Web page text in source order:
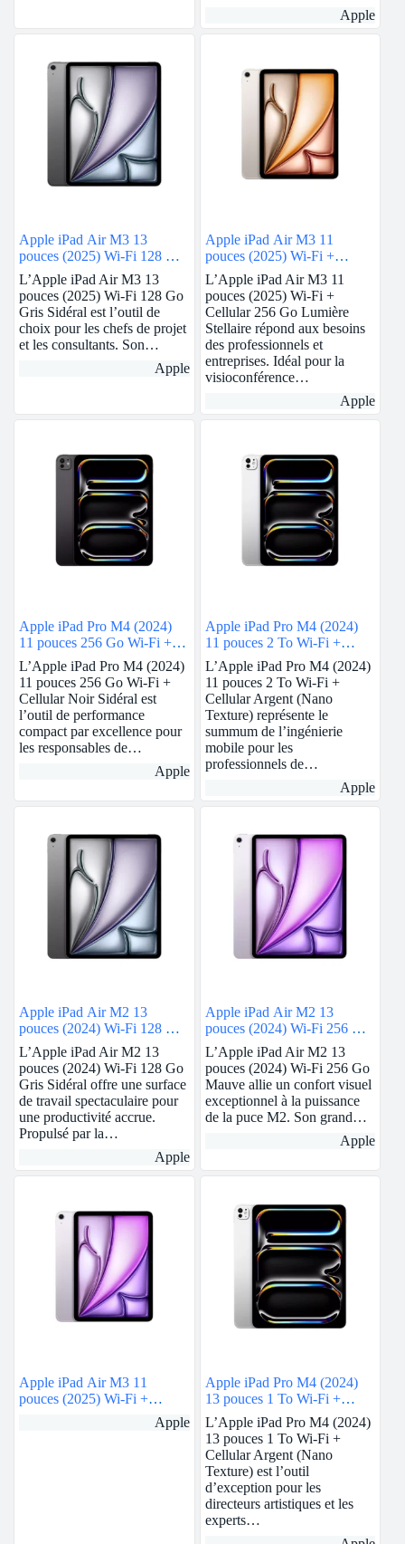
Apple
Apple iPad Air M3 13
pouces (2025) Wi-Fi 128 Go
Gris Sidéral
L’Apple iPad Air M3 13
pouces (2025) Wi-Fi 128 Go
Gris Sidéral est l’outil de
choix pour les chefs de projet
et les consultants. Son…
Apple
Apple iPad Air M3 11
pouces (2025) Wi-Fi +
Cellular 256 Go Lumière
Stellaire
L’Apple iPad Air M3 11
pouces (2025) Wi-Fi +
Cellular 256 Go Lumière
Stellaire répond aux besoins
des professionnels et
entreprises. Idéal pour la
visioconférence…
Apple
Apple iPad Pro M4 (2024)
11 pouces 256 Go Wi-Fi +
Cellular Noir Sidéral
L’Apple iPad Pro M4 (2024)
11 pouces 256 Go Wi-Fi +
Cellular Noir Sidéral est
l’outil de performance
compact par excellence pour
les responsables de…
Apple
Apple iPad Pro M4 (2024)
11 pouces 2 To Wi-Fi +
Cellular Argent (Nano
Texture)
L’Apple iPad Pro M4 (2024)
11 pouces 2 To Wi-Fi +
Cellular Argent (Nano
Texture) représente le
summum de l’ingénierie
mobile pour les
professionnels de…
Apple
Apple iPad Air M2 13
pouces (2024) Wi-Fi 128 Go
Gris Sidéral
L’Apple iPad Air M2 13
pouces (2024) Wi-Fi 128 Go
Gris Sidéral offre une surface
de travail spectaculaire pour
une productivité accrue.
Propulsé par la…
Apple
Apple iPad Air M2 13
pouces (2024) Wi-Fi 256 Go
Mauve
L’Apple iPad Air M2 13
pouces (2024) Wi-Fi 256 Go
Mauve allie un confort visuel
exceptionnel à la puissance
de la puce M2. Son grand…
Apple
Apple iPad Air M3 11
pouces (2025) Wi-Fi +
Apple
Apple iPad Pro M4 (2024)
13 pouces 1 To Wi-Fi +
Cellular Argent (Nano
Texture)
L’Apple iPad Pro M4 (2024)
13 pouces 1 To Wi-Fi +
Cellular Argent (Nano
Texture) est l’outil
d’exception pour les
directeurs artistiques et les
experts…